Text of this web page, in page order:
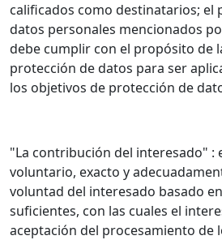
calificados como destinatarios; el
datos personales mencionados
debe cumplir con el propósito de
protección de datos para ser
los objetivos de protección de
"La contribución del interesado" :
voluntario, exacto y
voluntad del interesado basado
suficientes, con las cuales el
aceptación del procesamiento de